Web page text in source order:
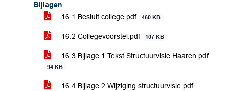
Bijlagen
16.1 Besluit college.pdf
460 KB
16.2 Collegevoorstel.pdf 107 KB
16.3 Bijlage 1 Tekst Structuurvisie Haaren.pdf
94 KB
16.4 Bijlage 2 Wijziging structuurvisie.pdf